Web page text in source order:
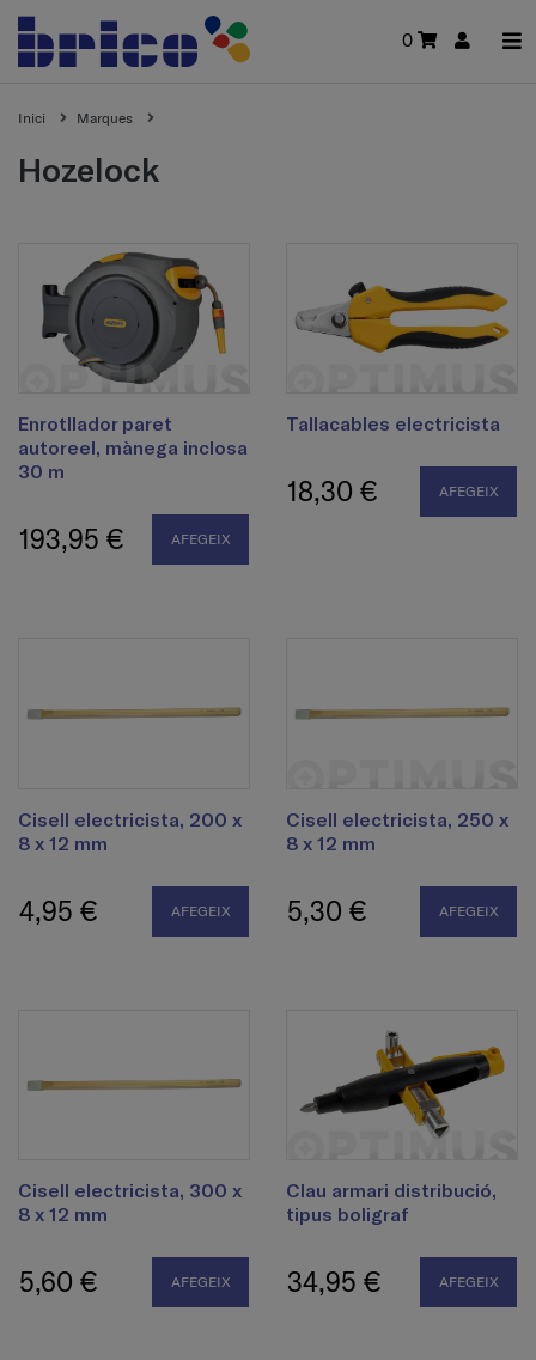
0
Inici Marques
hozelock
Enrotllador paret
autoreel, mànega inclosa
30 m
193,95 € AFEGEIX
Tallacables electricista
18,30 € AFEGEIX
Cisell electricista, 200 x
8 x 12 mm
4,95 € AFEGEIX
Cisell electricista, 250 x
8 x 12 mm
5,30 € AFEGEIX
Cisell electricista, 300 x
8 x 12 mm
5,60 € AFEGEIX
Clau armari distribució,
tipus boligraf
34,95 € AFEGEIX